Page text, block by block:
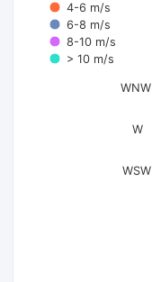
4-6 m/s
6-8 m/s
8-10 m/s
> 10 m/s
WSW
W
WNW